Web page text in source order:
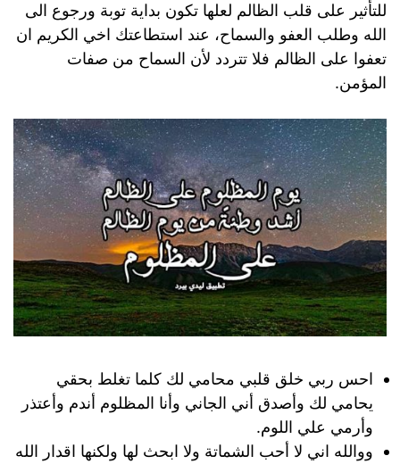
للتأثير على قلب الظالم لعلها تكون بداية توبة ورجوع الى
الله وطلب العفو والسماح، عند استطاعتك اخي الكريم ان
تعفوا على الظالم فلا تتردد لأن السماح من صفات
المؤمن.
احس ربي خلق قلبي محامي لك كلما تغلط بحقي
يحامي لك وأصدق أني الجاني وأنا المظلوم أندم وأعتذر
وأرمي علي اللوم.
ووالله اني لا أحب الشماتة ولا ابحث لها ولكنها اقدار الله